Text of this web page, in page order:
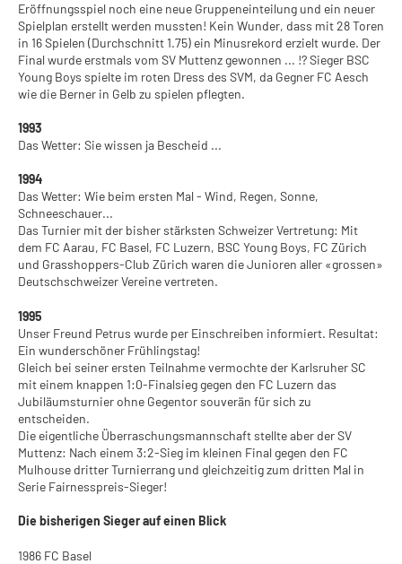
Eröffnungsspiel noch eine neue Gruppeneinteilung und ein neuer
Spielplan erstellt werden mussten! Kein Wunder, dass mit 28 Toren
in 16 Spielen (Durchschnitt 1.75) ein Minusrekord erzielt wurde. Der
Final wurde erstmals vom SV Muttenz gewonnen ... !? Sieger BSC
Young Boys spielte im roten Dress des SVM, da Gegner FC Aesch
wie die Berner in Gelb zu spielen pflegten.
1993
Das Wetter: Sie wissen ja Bescheid ...
1994
Das Wetter: Wie beim ersten Mal - Wind, Regen, Sonne,
Schneeschauer...
Das Turnier mit der bisher stärksten Schweizer Vertretung: Mit
dem FC Aarau, FC Basel, FC Luzern, BSC Young Boys, FC Zürich
und Grasshoppers-Club Zürich waren die Junioren aller «grossen»
Deutschschweizer Vereine vertreten.
1995
Unser Freund Petrus wurde per Einschreiben informiert. Resultat:
Ein wunderschöner Frühlingstag!
Gleich bei seiner ersten Teilnahme vermochte der Karlsruher SC
mit einem knappen 1:0-Finalsieg gegen den FC Luzern das
Jubiläumsturnier ohne Gegentor souverän für sich zu
entscheiden.
Die eigentliche Überraschungsmannschaft stellte aber der SV
Muttenz: Nach einem 3:2-Sieg im kleinen Final gegen den FC
Mulhouse dritter Turnierrang und gleichzeitig zum dritten Mal in
Serie Fairnesspreis-Sieger!
Die bisherigen Sieger auf einen Blick
1986 FC Basel